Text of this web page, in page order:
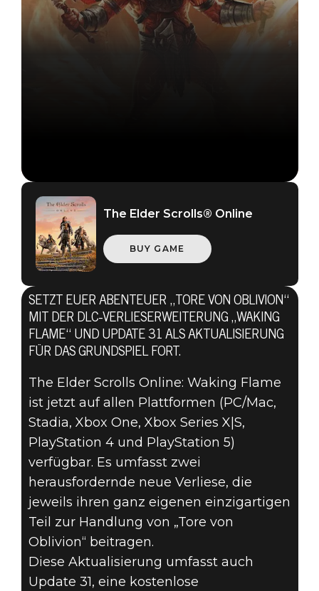
The Elder Scrolls Online
08. September 2021
DLC „WAKING
FLAME“ UND
UPDATE 31
JETZT LIVE AUF
ALLEN
PLATTFORMEN
The Elder Scrolls® Online
BUY GAME
SETZT EUER ABENTEUER „TORE VON OBLIVION“
MIT DER DLC-VERLIESERWEITERUNG „WAKING
FLAME“ UND UPDATE 31 ALS AKTUALISIERUNG
FÜR DAS GRUNDSPIEL FORT.
The Elder Scrolls Online: Waking Flame
ist jetzt auf allen Plattformen (PC/Mac,
Stadia, Xbox One, Xbox Series X|S,
PlayStation 4 und PlayStation 5)
verfügbar. Es umfasst zwei
herausfordernde neue Verliese, die
jeweils ihren ganz eigenen einzigartigen
Teil zur Handlung von „Tore von
Oblivion“ beitragen.
Diese Aktualisierung umfasst auch
Update 31, eine kostenlose